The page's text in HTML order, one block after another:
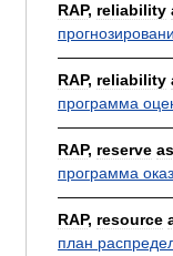
RAP, reliability
RAP, reliability
программа
RAP, reserve
программа
RAP, resource
план